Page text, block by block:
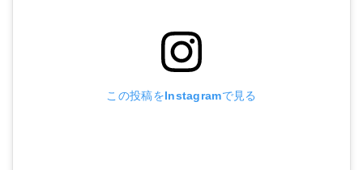
この投稿をInstagramで見る